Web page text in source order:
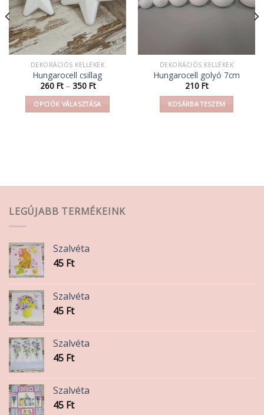
DEKORÁCIÓS KELLÉKEK
Hungarocell csillag
260 Ft – 350 FtÁrtartomány:
-
350 Ft
OPCIÓK VÁLASZTÁSA
változatok
a
ki
DEKORÁCIÓS KELLÉKEK
Hungarocell golyó 7cm
210 Ft
KOSÁRBA TESZEM
LEGÚJABB TERMÉKEINK
Szalvéta
45 Ft
Szalvéta
45 Ft
Szalvéta
45 Ft
Szalvéta
45 Ft